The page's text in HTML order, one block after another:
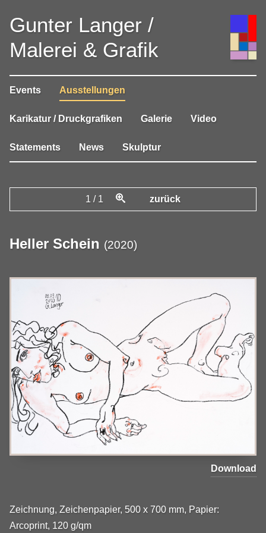
Gunter Langer /
Malerei & Grafik
Events Ausstellungen
Karikatur / Druckgrafiken Galerie Video
Statements News Skulptur
1 / 1 zurück
Heller Schein (2020)
Download
Zeichnung, Zeichenpapier, 500 x 700 mm, Papier:
Arcoprint, 120 g/qm